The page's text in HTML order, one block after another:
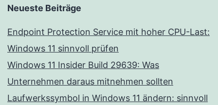
Neueste Beiträge
Endpoint Protection Service mit hoher CPU-Last:
Windows 11 sinnvoll prüfen
Windows 11 Insider Build 29639: Was
Unternehmen daraus mitnehmen sollten
Laufwerkssymbol in Windows 11 ändern: sinnvoll